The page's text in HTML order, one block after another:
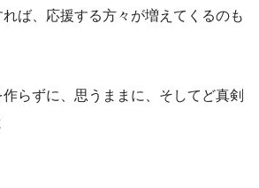
ば、応援する方々が増えてくるのも
らずに、思うままに、そしてど真剣